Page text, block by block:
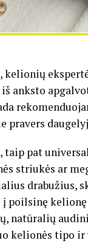
kelionių
anksto
pravers
pat
striukės ar
į poilsinę
natūralių
kelionės tipo